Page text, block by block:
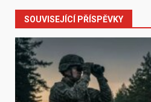
SOUVISEJÍCÍ PŘÍSPĚVKY